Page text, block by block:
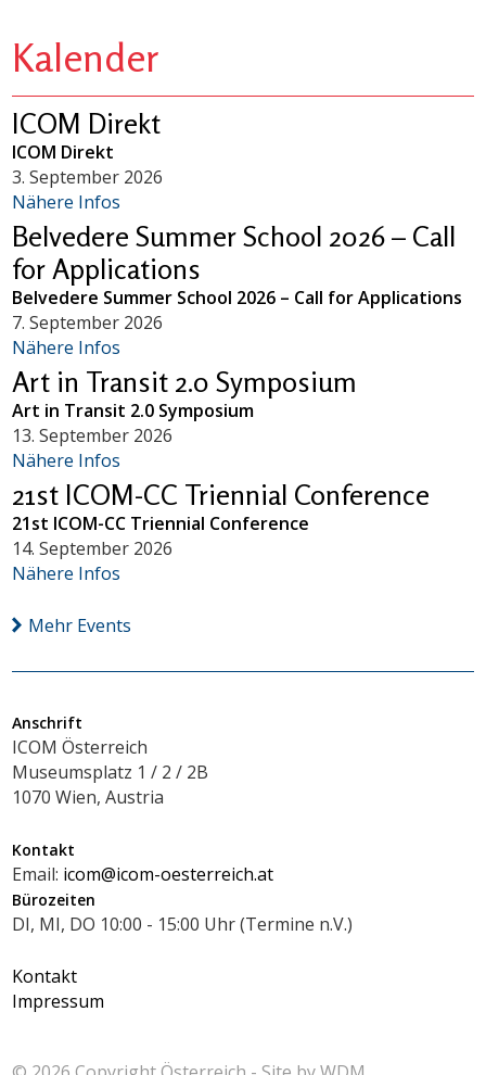
Kalender
ICOM Direkt
ICOM Direkt
3. September 2026
Nähere Infos
Belvedere Summer School 2026 – Call
for Applications
Belvedere Summer School 2026 – Call for Applications
7. September 2026
Nähere Infos
Art in Transit 2.0 Symposium
Art in Transit 2.0 Symposium
13. September 2026
Nähere Infos
21st ICOM-CC Triennial Conference
21st ICOM-CC Triennial Conference
14. September 2026
Nähere Infos
Mehr Events
Anschrift
ICOM Österreich
Museumsplatz 1 / 2 / 2B
1070 Wien, Austria
Kontakt
Email: icom@icom-oesterreich.at
Bürozeiten
DI, MI, DO 10:00 - 15:00 Uhr (Termine n.V.)
Kontakt
Impressum